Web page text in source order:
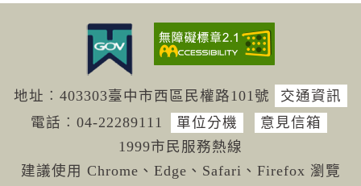
地址︰403303臺中市西區民權路101號
交通資訊
電話︰04-22289111 單位分機
意見信箱
1999市民服務熱線
建議使用 Chrome、Edge、Safari、Firefox 瀏覽